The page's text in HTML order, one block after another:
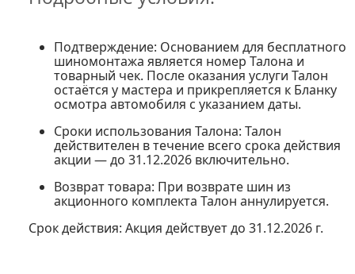
Подтверждение: Основанием для бесплатного
шиномонтажа является номер Талона и
товарный чек. После оказания услуги Талон
остаётся у мастера и прикрепляется к Бланку
осмотра автомобиля с указанием даты.
Сроки использования Талона: Талон
действителен в течение всего срока действия
акции — до 31.12.2026 включительно.
Возврат товара: При возврате шин из
акционного комплекта Талон аннулируется.
Срок действия: Акция действует до 31.12.2026 г.